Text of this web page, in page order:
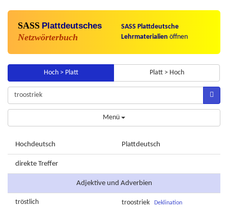
SASS Plattdeutsches
Netzwörterbuch
SASS Plattdeutsche
Lehrmaterialien öffnen
Hoch > Platt Platt > Hoch
Menü
Hochdeutsch Plattdeutsch
direkte Treffer
Adjektive und Adverbien
tröstlich troostriek Deklination